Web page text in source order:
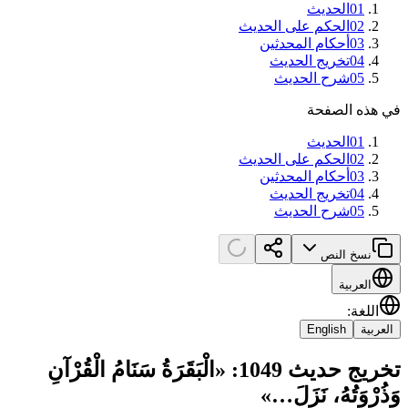
01 الحديث
02 الحكم على الحديث
03 أحكام المحدثين
04تخريج الحديث
05شرح الحديث
في هذه الصفحة
01 الحديث
02 الحكم على الحديث
03 أحكام المحدثين
04تخريج الحديث
05شرح الحديث
نسخ النص
العربية
اللغة:
العربية English
تخريج حديث 1049: «الْبَقَرَةُ ‌سَنَامُ ‌الْقُرْآنِ
وَذُرْوَتُهُ، نَزَلَ…»